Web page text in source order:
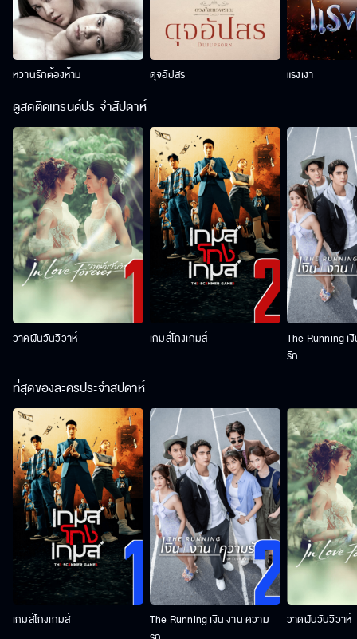
หวานรักต้องห้าม ดุจอัปสร แรงเงา
ดูสดติดเทรนด์ประจำสัปดาห์
วาดฝันวันวิวาห์ เกมส์โกงเกมส์
The Running เ
รัก
ที่สุดของละครประจำสัปดาห์
เกมส์โกงเกมส์
The Running เงิน งาน ความ
วาดฝันวันวิวาห์